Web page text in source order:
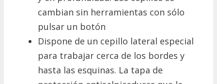
cambian sin herramientas con sólo
pulsar un botón
Dispone de un cepillo lateral especial
para trabajar cerca de los bordes y
hasta las esquinas. La tapa de